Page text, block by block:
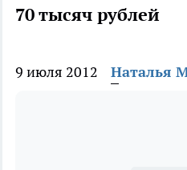
70 тысяч рублей
9 июля 2012 Наталья